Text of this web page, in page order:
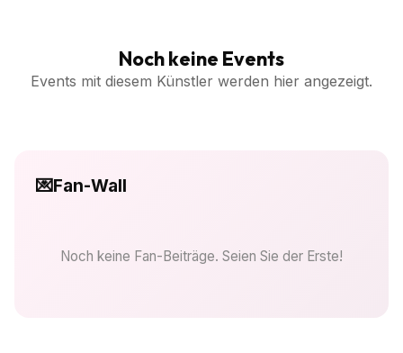
Noch keine Events
Events mit diesem Künstler werden hier angezeigt.
💌Fan-Wall
Noch keine Fan-Beiträge. Seien Sie der Erste!